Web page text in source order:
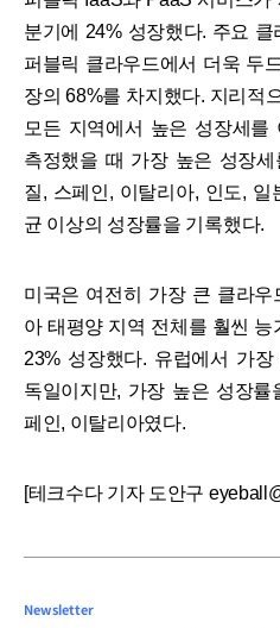
분기에 24% 성장했다. 주요
퍼블릭 클라우드에서 더욱 두
장의 68%를 차지했다. 지리적
모든 지역에서 높은 성장세를
측정했을 때 가장 높은 성장
질, 스페인, 이탈리아, 인도,
균 이상의 성장률을 기록했다.
미국은 여전히 가장 큰 클라우
아 태평양 지역 전체를 훨씬 능
23% 성장했다. 유럽에서 가
독일이지만, 가장 높은 성장
페인, 이탈리아였다.
[테크수다 기자 도안구
Newsletter